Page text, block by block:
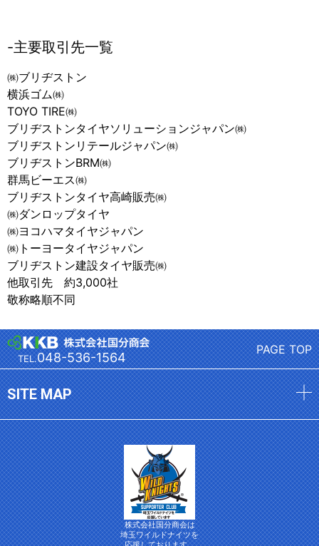
主要取引先一覧
㈱ブリヂストン
横浜ゴム㈱
TOYO TIRE㈱
ブリヂストンタイヤソリューションジャパン㈱
ブリヂストンリテールジャパン㈱
ブリヂストンBRM㈱
群馬ビーエス㈱
ブリヂストンタイヤ高崎販売㈱
㈱ダンロップタイヤ
㈱ヨコハマタイヤジャパン
㈱トーヨータイヤジャパン
ブリヂストン建設タイヤ販売㈱
他取引先 約3,000社
敬称略順不同
TEL.048-536-1564
PAGE TOP
SITE MAP
株式会社国分商会は
埼玉ワイルドナイツを